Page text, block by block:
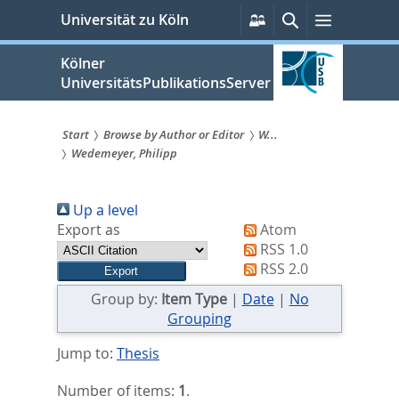
springen
Universität zu Köln
Persönliche
Services
SucheMenü
Kölner
UniversitätsPublikationsServer
Sie
sind
hier:
Start Browse by Author or Editor
W...
Wedemeyer, Philipp
Up a level
Export as
Atom
RSS 1.0
RSS 2.0
Group by: Item Type| Date| No
Grouping
Jump to: Thesis
Number of items: 1.